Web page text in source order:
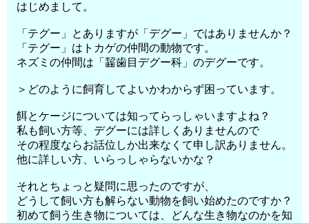
はじめまして。
「テグー」とありますが「デグー」ではありませんか？
「テグー」はトカゲの仲間の動物です。
ネズミの仲間は「齧歯目デグー科」のデグーです。
＞どのように飼育してよいかわからず困っています。
餌とケージについては知ってらっしゃいますよね？
私も飼い方等、デグーには詳しくありませんので
その程度ならお話位しか出来なくて申し訳ありません。
他に詳しい方、いらっしゃらないかな？
それとちょっと疑問に思ったのですが、
どうして飼い方も解らない動物を飼い始めたのですか？
初めて飼う生き物については、どんな生き物なのかを知